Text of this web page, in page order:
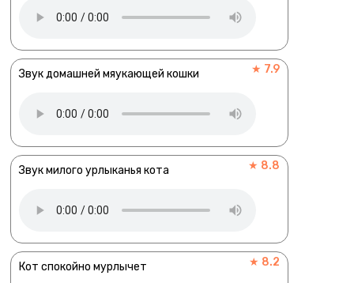
Звук домашней мяукающей кошки ★ 7.9
Звук милого урлыканья кота ★ 8.8
Кот спокойно мурлычет ★ 8.2